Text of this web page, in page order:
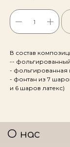
В состав
--
- фольгированная
- фонтан из 7
и 6 шаров латекс)
О нас